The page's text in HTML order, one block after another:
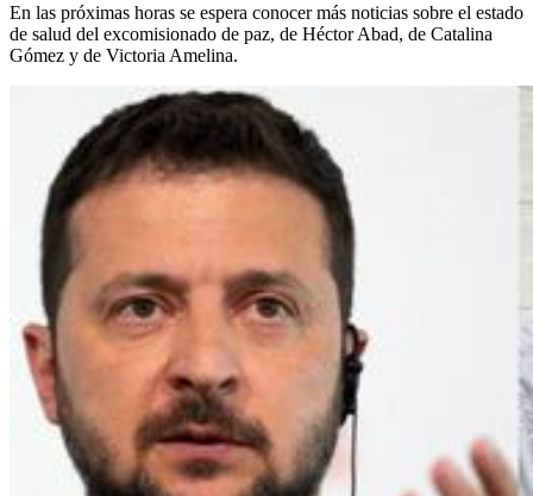
En las próximas horas se espera conocer más noticias sobre el estado
de salud del excomisionado de paz, de Héctor Abad, de Catalina
Gómez y de Victoria Amelina.